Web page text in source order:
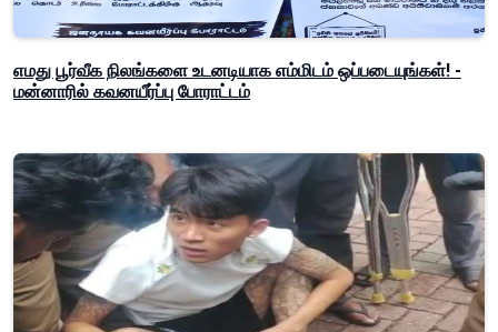
எமது பூர்வீக நிலங்களை உடனடியாக எம்மிடம் ஒப்படையுங்கள்! -
மன்னாரில் கவனயீர்ப்பு போராட்டம்